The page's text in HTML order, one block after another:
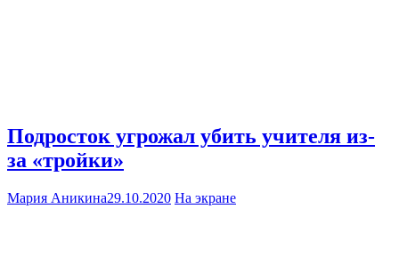
Подросток угрожал убить учителя из-
за «тройки»
Мария Аникина29.10.2020 На экране